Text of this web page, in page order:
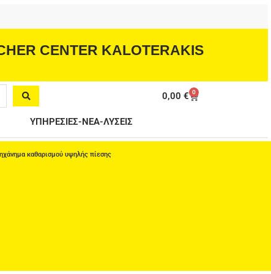
CENTER KALOTERAKIS
0,00€ 0
Cart
ΥΠΗΡΕΣΙΕΣ-ΝΕΑ-ΛΥΣΕΙΣ
καθαρισμού υψηλής πίεσης